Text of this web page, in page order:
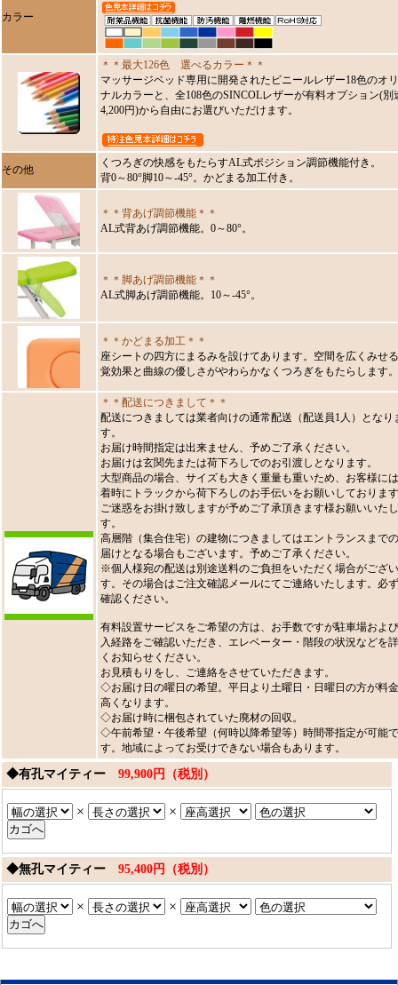
カラー
＊＊最大126色 選べるカラー＊＊
マッサージベッド専用に開発されたビニールレザー18色のオ
ナルカラーと、全108色のSINCOLレザーが有料オプション(別
4,200円)から自由にお選びいただけます。
その他
くつろぎの快感をもたらすAL式ポジション調節機能付き。
背0～80°脚10～-45°。かどまる加工付き。
＊＊背あげ調節機能＊＊
AL式背あげ調節機能。0～80°。
＊＊脚あげ調節機能＊＊
AL式脚あげ調節機能。10～-45°。
＊＊かどまる加工＊＊
座シートの四方にまるみを設けてあります。空間を広くみせ
覚効果と曲線の優しさがやわらかなくつろぎをもたらします。
＊＊配送につきまして＊＊
配送につきましては業者向けの通常配送（配送員1人）となり
す。
お届け時間指定は出来ません、予めご了承ください。
お届けは玄関先または荷下ろしでのお引渡しとなります。
大型商品の場合、サイズも大きく重量も重いため、お客様に
着時にトラックから荷下ろしのお手伝いをお願いしておりま
ご迷惑をお掛け致しますが予めご了承頂きます様お願いいた
す。
高層階（集合住宅）の建物につきましてはエントランスまで
届けとなる場合もございます。予めご了承ください。
※個人様宛の配送は別途送料のご負担をいただく場合がござ
す。その場合はご注文確認メールにてご連絡いたします。必
確認ください。
有料設置サービスをご希望の方は、お手数ですが駐車場およ
入経路をご確認いただき、エレベーター・階段の状況などを
くお知らせください。
お見積もりをし、ご連絡をさせていただきます。
◇お届け日の曜日の希望。平日より土曜日・日曜日の方が料
高くなります。
◇お届け時に梱包されていた廃材の回収。
◇午前希望・午後希望（何時以降希望等）時間帯指定が可能で
す。地域によってお受けできない場合もあります。
◆有孔マイティー 99,900円（税別）
× ×
◆無孔マイティー 95,400円（税別）
× ×